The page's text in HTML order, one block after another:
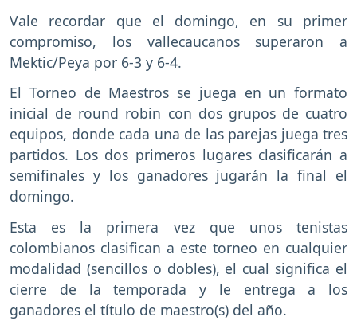
Vale recordar que el domingo, en su primer
compromiso, los vallecaucanos superaron a
Mektic/Peya por 6-3 y 6-4.
El Torneo de Maestros se juega en un formato
inicial de round robin con dos grupos de cuatro
equipos, donde cada una de las parejas juega tres
partidos. Los dos primeros lugares clasificarán a
semifinales y los ganadores jugarán la final el
domingo.
Esta es la primera vez que unos tenistas
colombianos clasifican a este torneo en cualquier
modalidad (sencillos o dobles), el cual significa el
cierre de la temporada y le entrega a los
ganadores el título de maestro(s) del año.